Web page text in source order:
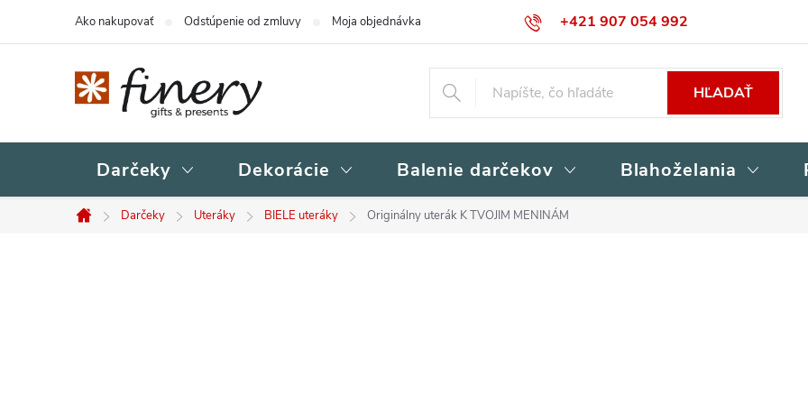
+421 907 054 992
Ako nakupovať Odstúpenie od zmluvy Moja objednávka Obchodné podmienky Podmienky ochrany
HĽADAŤ
Darčeky Dekorácie Balenie darčekov Blahoželania
Domov
Darčeky Uteráky BIELE uteráky Originálny uterák K TVOJIM MENINÁM